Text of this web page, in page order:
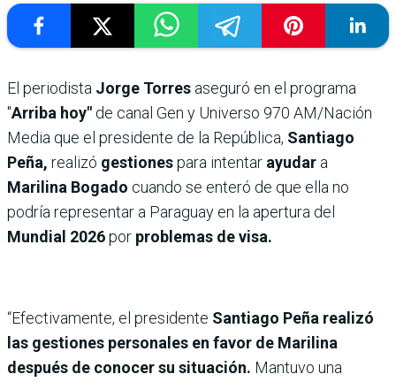
El periodista Jorge Torres aseguró en el programa
"Arriba hoy" de canal Gen y Universo 970 AM/Nación
Media que el presidente de la República, Santiago
Peña, realizó gestionespara intentar ayudar a
Marilina Bogado cuando se enteró de que ella no
podría representar a Paraguay en la apertura del
Mundial 2026por problemas de visa.
“Efectivamente, el presidente Santiago Peña realizó
las gestiones personales en favor de Marilina
después de conocer su situación. Mantuvo una